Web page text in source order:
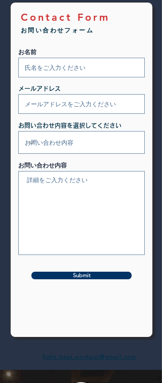
Contact Form
お問い合わせフォーム
お名前
メールアドレス
お問い合わせ内容を選択してください
お問い合わせ内容
Submit
fight.beat.workout@gmail.com